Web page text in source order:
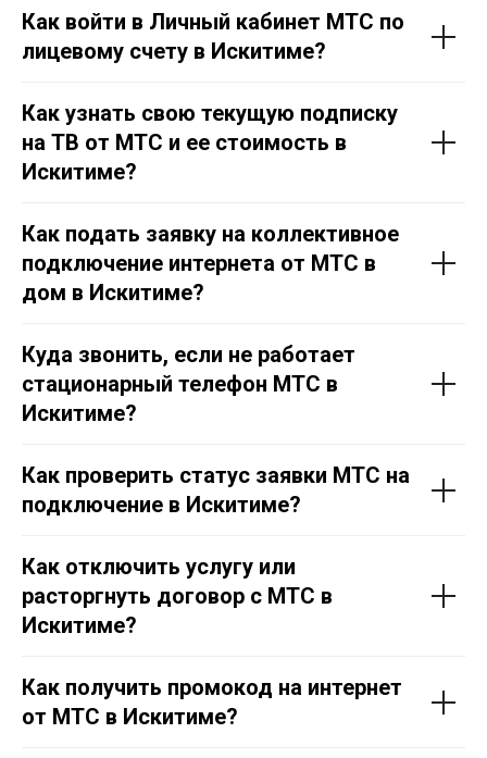
Как войти в Личный кабинет МТС по
лицевому счету в Искитиме?
Как узнать свою текущую подписку
на ТВ от МТС и ее стоимость в
Искитиме?
Как подать заявку на коллективное
подключение интернета от МТС в
дом в Искитиме?
Куда звонить, если не работает
стационарный телефон МТС в
Искитиме?
Как проверить статус заявки МТС на
подключение в Искитиме?
Как отключить услугу или
расторгнуть договор с МТС в
Искитиме?
Как получить промокод на интернет
от МТС в Искитиме?